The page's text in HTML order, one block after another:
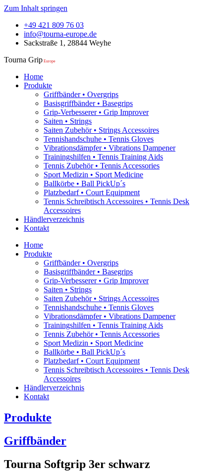
Zum Inhalt springen
+49 421 809 76 03
info@tourna-europe.de
Sackstraße 1, 28844 Weyhe
Tourna Grip Europe
Home
Produkte
Griffbänder • Overgrips
Basisgriffbänder • Basegrips
Grip-Verbesserer • Grip Improver
Saiten • Strings
Saiten Zubehör • Strings Accessoires
Tennishandschuhe • Tennis Gloves
Vibrationsdämpfer • Vibrations Dampener
Trainingshilfen • Tennis Training Aids
Tennis Zubehör • Tennis Accessories
Sport Medizin • Sport Medicine
Ballkörbe • Ball PickUp´s
Platzbedarf • Court Equipment
Tennis Schreibtisch Accessoires • Tennis Desk
Accessoires
Händlerverzeichnis
Kontakt
Home
Produkte
Griffbänder • Overgrips
Basisgriffbänder • Basegrips
Grip-Verbesserer • Grip Improver
Saiten • Strings
Saiten Zubehör • Strings Accessoires
Tennishandschuhe • Tennis Gloves
Vibrationsdämpfer • Vibrations Dampener
Trainingshilfen • Tennis Training Aids
Tennis Zubehör • Tennis Accessories
Sport Medizin • Sport Medicine
Ballkörbe • Ball PickUp´s
Platzbedarf • Court Equipment
Tennis Schreibtisch Accessoires • Tennis Desk
Accessoires
Händlerverzeichnis
Kontakt
Produkte
Griffbänder
Tourna Softgrip 3er schwarz